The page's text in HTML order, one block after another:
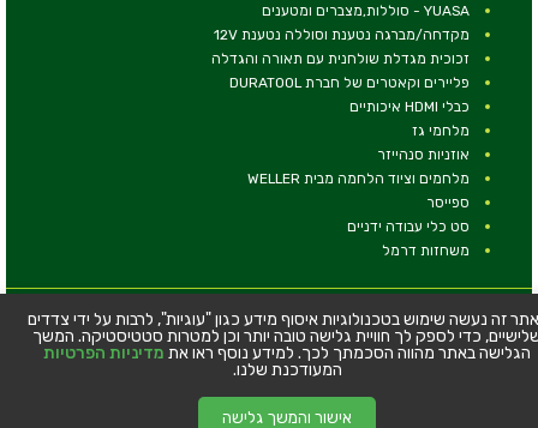
YUASA - סוללות,מצברים ומטענים
מקדחה/מברגה נטענת וסוללה נטענת 12V
זכוכית מגדלת שולחנית עם תאורה והגדלה
פליירים וקאטרים של חברת DURATOOL
כבלי HDMI איכותיים
מלחמי גז
אוזניות סנהייזר
מלחמים וציוד הלחמה מבית WELLER
ספייסר
סט כלי עבודה ידניים
משחזות דרמל
© כל הזכויות שמורות - טלמיר אלקטרוניקה בע''מ
כתובת: דרך העצמאות 63, חיפה
טלפון:04-8534564
זה נעשה שימוש בטכנולוגיות איסוף מידע כגון "עוגיות", לרבות על ידי צדדים
כדי לספק לך חוויית גלישה טובה יותר וכן למטרות סטטיסטיקה. המשך
הגלישה באתר מהווה הסכמתך לכך. למידע נוסף ראו את מדיניות הפרטיות
המעודכנת שלנו.
אישור והמשך גלישה